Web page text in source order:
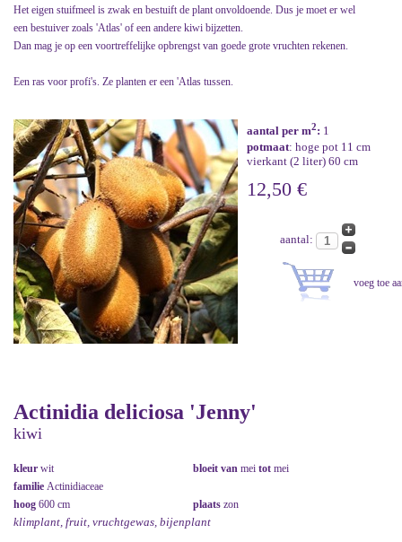
Het eigen stuifmeel is zwak en bestuift de plant onvoldoende. Dus je moet er wel
een bestuiver zoals 'Atlas' of een andere kiwi bijzetten.
Dan mag je op een voortreffelijke opbrengst van goede grote vruchten rekenen.
Een ras voor profi's. Ze planten er een 'Atlas tussen.
aantal per m2: 1
potmaat: hoge pot 11 cm
vierkant (2 liter) 60 cm
12,50 €
aantal:
Actinidia deliciosa 'Jenny'
kiwi
kleur wit bloeit van mei tot mei
familie Actinidiaceae
hoog 600 cm plaats zon
klimplant, fruit, vruchtgewas, bijenplant